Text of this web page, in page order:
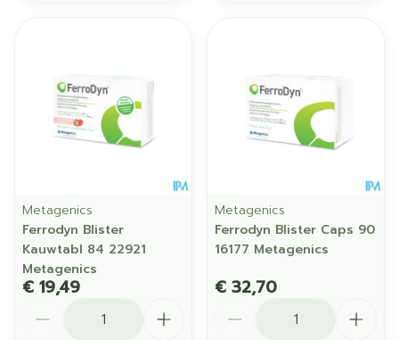
Metagenics
Ferrodyn Blister
Kauwtabl 84 22921
Metagenics
€ 19,49
Metagenics
Ferrodyn Blister Caps 90
16177 Metagenics
€ 32,70